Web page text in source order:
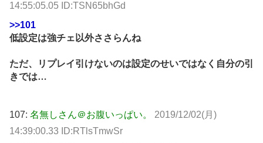
14:55:05.05 ID:TSN65bhGd
>>101
低設定は強チェ以外ささらんね
ただ、リプレイ引けないのは設定のせいではなく自分の引
きでは…
107: 名無しさん＠お腹いっぱい。
2019/12/02(月)
14:39:00.33 ID:RTlsTmwSr